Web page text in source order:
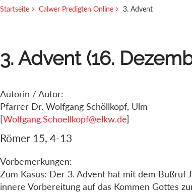
Startseite Calwer Predigten Online 3. Advent
3. Advent (16.
Autorin / Autor:
Pfarrer Dr. Wolfgang Schöllkopf, Ulm
[Wolfgang.Schoellkopf@elkw.de]
Römer 15, 4-13
Vorbemerkungen:
Zum Kasus: Der 3. Advent hat mit dem Bußruf
innere Vorbereitung auf das Kommen Gottes